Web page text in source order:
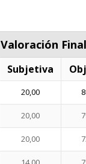
Valoración Final
Subjetiva
20,00
20,00
20,00